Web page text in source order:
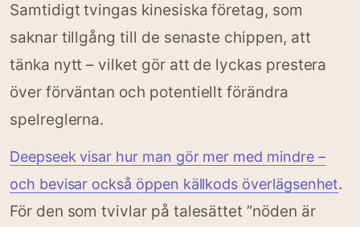
Samtidigt tvingas kinesiska företag, som
saknar tillgång till de senaste chippen, att
tänka nytt – vilket gör att de lyckas prestera
över förväntan och potentiellt förändra
spelreglerna.
Deepseek visar hur man gör mer med mindre –
och bevisar också öppen källkods överlägsenhet.
För den som tvivlar på talesättet ”nöden är